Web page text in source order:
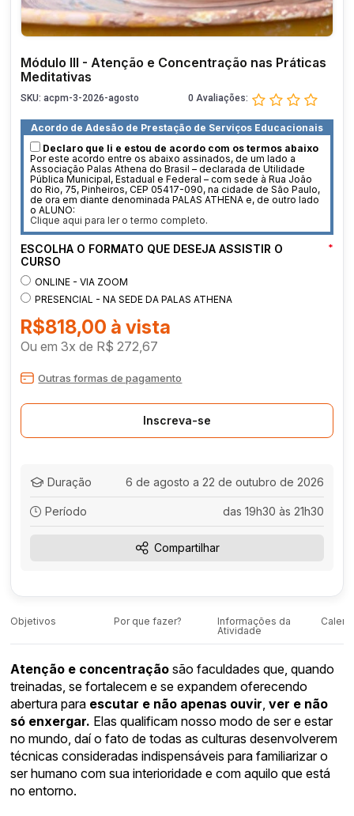
Objetivos Por que fazer?
Informações da
Atividade
Atenção e concentração são faculdades que, quando
treinadas, se fortalecem e se expandem oferecendo
abertura para escutar e não apenas ouvir ,ver e não
só enxergar. Elas qualificam nosso modo de ser e estar
no mundo, daí o fato de todas as culturas desenvolverem
técnicas consideradas indispensáveis para familiarizar o
ser humano com sua interioridade e com aquilo que está
no entorno.
Módulo III - Atenção e Concentração nas Práticas
Meditativas
SKU: acpm-3-2026-agosto 0 Avaliações:
Acordo de Adesão de Prestação de Serviços Educacionais
Declaro que li e estou de acordo com os termos abaixo
Por este acordo entre os abaixo assinados, de um lado a
Associação Palas Athena do Brasil – declarada de Utilidade
Pública Municipal, Estadual e Federal – com sede à Rua João
do Rio, 75, Pinheiros, CEP 05417-090, na cidade de São Paulo,
de ora em diante denominada PALAS ATHENA e, de outro lado
o ALUNO:
Clique aqui para ler o termo completo.
*
ESCOLHA O FORMATO QUE DESEJA ASSISTIR O
CURSO
ONLINE - VIA ZOOM
PRESENCIAL - NA SEDE DA PALAS ATHENA
R$818,00
Ou em3x de R$ 272,67
Outras formas de pagamento
Inscreva-se
Duração 6 de agosto a 22 de outubro de 2026
Período das 19h30 às 21h30
Compartilhar